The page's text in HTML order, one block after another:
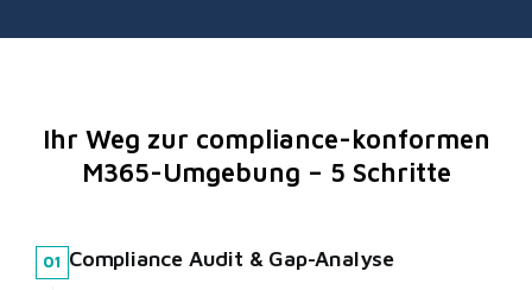
Ihr Weg zur compliance-konformen
M365-Umgebung – 5 Schritte
01 Compliance Audit & Gap-Analyse